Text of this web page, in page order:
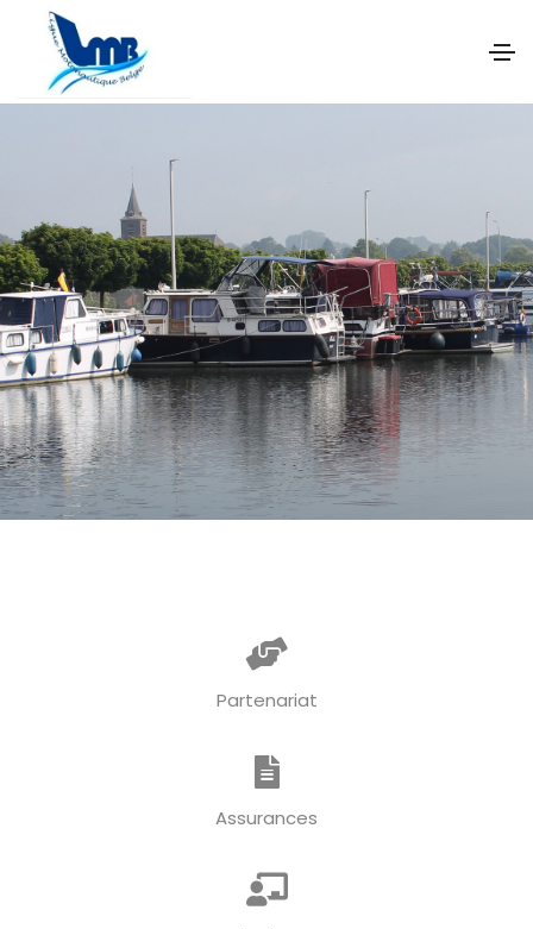
Partenariat
Assurances